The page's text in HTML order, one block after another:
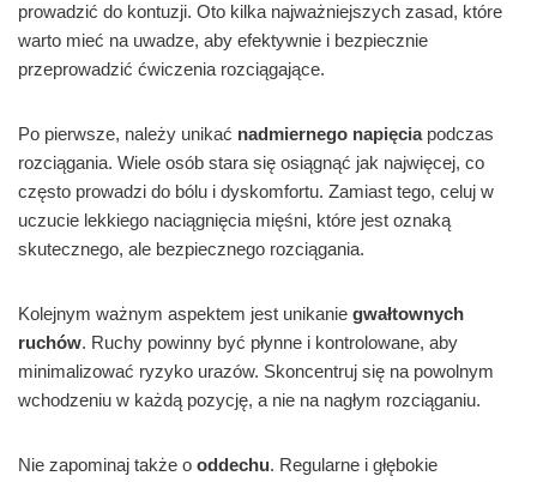
prowadzić do kontuzji. Oto kilka najważniejszych zasad, które
warto mieć na uwadze, aby efektywnie i bezpiecznie
przeprowadzić ćwiczenia rozciągające.
Po pierwsze, należy unikać nadmiernego napięciapodczas
rozciągania. Wiele osób stara się osiągnąć jak najwięcej, co
często prowadzi do bólu i dyskomfortu. Zamiast tego, celuj w
uczucie lekkiego naciągnięcia mięśni, które jest oznaką
skutecznego, ale bezpiecznego rozciągania.
Kolejnym ważnym aspektem jest unikanie gwałtownych
ruchów. Ruchy powinny być płynne i kontrolowane, aby
minimalizować ryzyko urazów. Skoncentruj się na powolnym
wchodzeniu w każdą pozycję, a nie na nagłym rozciąganiu.
Nie zapominaj także o oddechu. Regularne i głębokie